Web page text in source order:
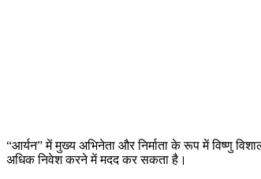
“आर्यन” में मुख्य अभिनेता और निर्माता के रूप में विष्णु
अधिक निवेश करने में मदद कर सकता है।